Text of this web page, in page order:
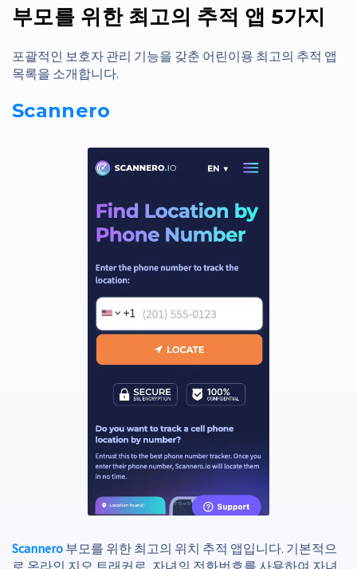
부모를 위한 최고의 추적 앱 5가지
포괄적인 보호자 관리 기능을 갖춘 어린이용 최고의 추적 앱
목록을 소개합니다.
Scannero
Scannero 부모를 위한 최고의 위치 추적 앱입니다. 기본적으